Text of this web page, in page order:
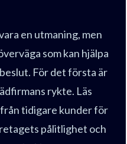
en utmaning, men
som kan hjälpa
För det första är
rykte. Läs
tidigare kunder för
pålitlighet och